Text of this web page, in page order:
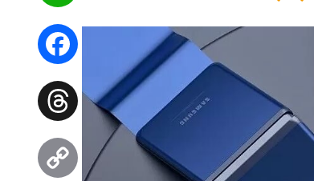
WhatsApp
Facebook
Threads